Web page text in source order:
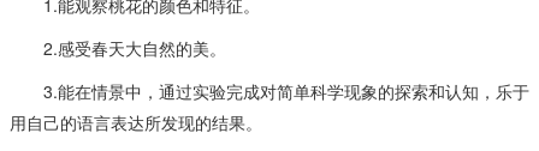
2.感受春天大自然的美。
3.能在情景中，通过实验完成对简单科学现象的探索和认知，乐于
用自己的语言表达所发现的结果。